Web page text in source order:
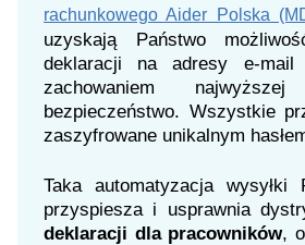
rachunkowego Aider Polska
uzyskają Państwo
deklaracji na adresy e-mail
zachowaniem
bezpieczeństwo. Wszystkie
zaszyfrowane unikalnym
Taka automatyzacja wysyłki
przyspiesza i usprawnia
deklaracji dla pracowników,